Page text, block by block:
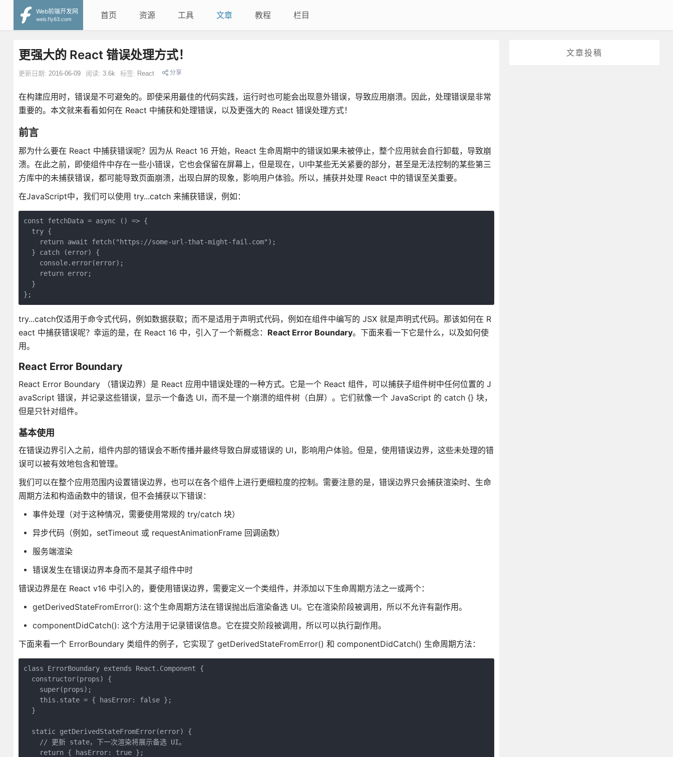
Web前端开发网
web.fly63.com
首页 资源 工具 文章 教程 栏目
文章投稿
更强大的 React 错误处理方式！
更新日期: 2016-06-09 阅读: 3.6k 标签: React 分享
在构建应用时，错误是不可避免的。即使采用最佳的代码实践，运行时也可能会出现意外错误，导致应用崩溃。因此，处理错误是非常
重要的。本文就来看看如何在 React 中捕获和处理错误，以及更强大的 React 错误处理方式！
前言
那为什么要在 React 中捕获错误呢？因为从 React 16 开始，React 生命周期中的错误如果未被停止，整个应用就会自行卸载，导致崩
溃。在此之前，即使组件中存在一些小错误，它也会保留在屏幕上，但是现在，UI中某些无关紧要的部分，甚至是无法控制的某些第三
方库中的未捕获错误，都可能导致页面崩溃，出现白屏的现象，影响用户体验。所以，捕获并处理 React 中的错误至关重要。
在JavaScript中，我们可以使用 try...catch 来捕获错误，例如：
const fetchData = async () => {
  try {
    return await fetch("https://some-url-that-might-fail.com");
  } catch (error) {
    console.error(error);
    return error;
  }
};
try...catch仅适用于命令式代码，例如数据获取；而不是适用于声明式代码，例如在组件中编写的 JSX 就是声明式代码。那该如何在 R
eact 中捕获错误呢？幸运的是，在 React 16 中，引入了一个新概念： React Error Boundary。下面来看一下它是什么，以及如何使
用。
React Error Boundary
React Error Boundary （错误边界）是 React 应用中错误处理的一种方式。它是一个 React 组件，可以捕获子组件树中任何位置的 J
avaScript 错误，并记录这些错误，显示一个备选 UI，而不是一个崩溃的组件树（白屏）。它们就像一个 JavaScript 的 catch {} 块，
但是只针对组件。
基本使用
在错误边界引入之前，组件内部的错误会不断传播并最终导致白屏或错误的 UI，影响用户体验。但是，使用错误边界，这些未处理的错
误可以被有效地包含和管理。
我们可以在整个应用范围内设置错误边界，也可以在各个组件上进行更细粒度的控制。需要注意的是，错误边界只会捕获渲染时、生命
周期方法和构造函数中的错误，但不会捕获以下错误：
事件处理（对于这种情况，需要使用常规的 try/catch 块）
异步代码（例如，setTimeout 或 requestAnimationFrame 回调函数）
服务端渲染
错误发生在错误边界本身而不是其子组件中时
错误边界是在 React v16 中引入的，要使用错误边界，需要定义一个类组件，并添加以下生命周期方法之一或两个：
getDerivedStateFromError(): 这个生命周期方法在错误抛出后渲染备选 UI。它在渲染阶段被调用，所以不允许有副作用。
componentDidCatch(): 这个方法用于记录错误信息。它在提交阶段被调用，所以可以执行副作用。
下面来看一个 ErrorBoundary 类组件的例子，它实现了 getDerivedStateFromError() 和 componentDidCatch() 生命周期方法：
class ErrorBoundary extends React.Component {
  constructor(props) {
    super(props);
    this.state = { hasError: false };
  }
  static getDerivedStateFromError(error) {
    // 更新 state，下一次渲染将展示备选 UI。
    return { hasError: true };